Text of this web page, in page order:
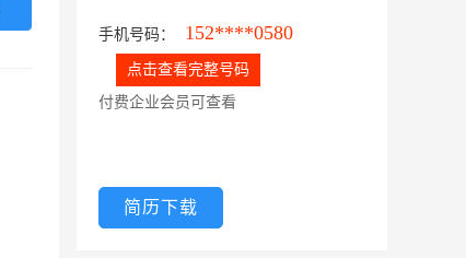
手机号码： 152****0580
点击查看完整号码
付费企业会员可查看
简历下载